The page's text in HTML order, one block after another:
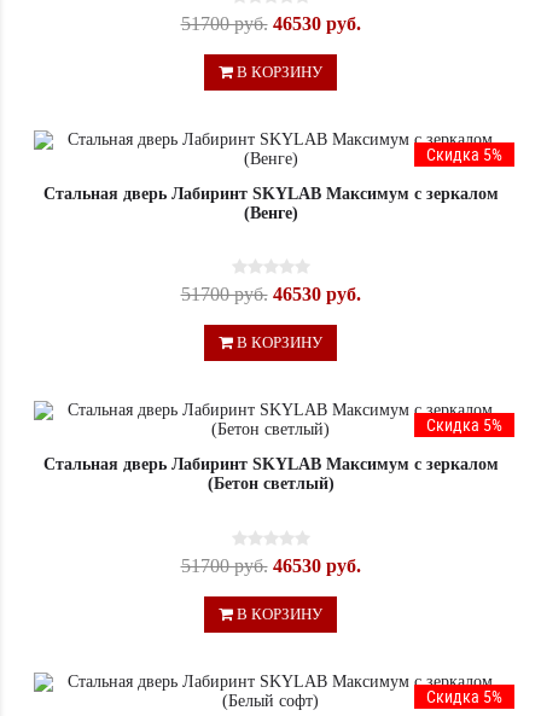
51700 руб. 46530 руб.
В КОРЗИНУ
Скидка 5%
Стальная дверь Лабиринт SKYLAB Максимум с зеркалом
(Венге)
51700 руб. 46530 руб.
В КОРЗИНУ
Скидка 5%
Стальная дверь Лабиринт SKYLAB Максимум с зеркалом
(Бетон светлый)
51700 руб. 46530 руб.
В КОРЗИНУ
Скидка 5%